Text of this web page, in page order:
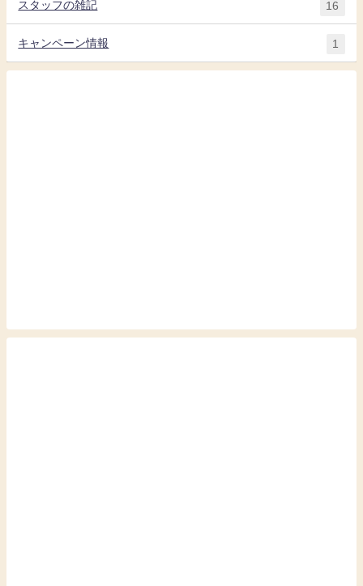
スタッフの雑記 16
キャンペーン情報 1